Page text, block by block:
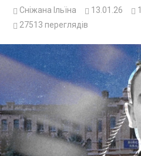
Сніжана Ільїна 13.01.26 1
27513 переглядів